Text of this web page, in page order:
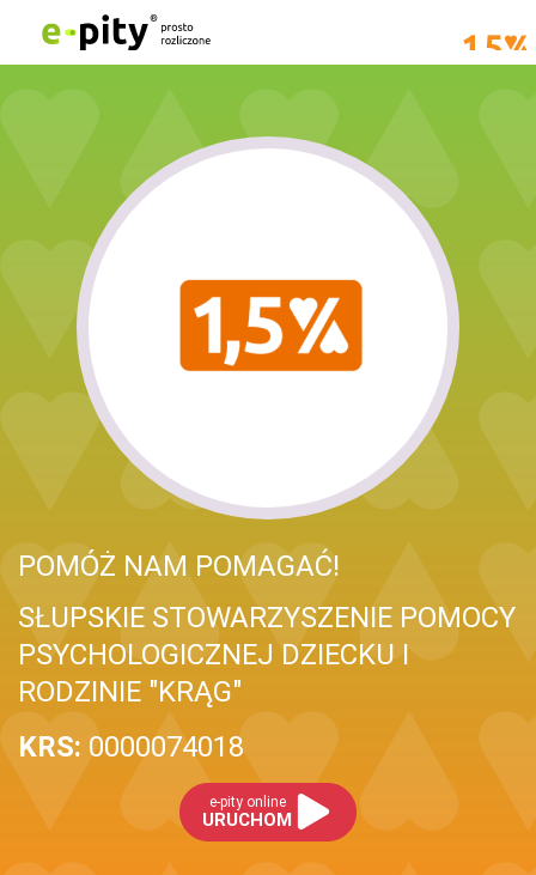
POMÓŻ NAM POMAGAĆ!
SŁUPSKIE STOWARZYSZENIE POMOCY
PSYCHOLOGICZNEJ DZIECKU I
RODZINIE "KRĄG"
KRS: 0000074018
e-pity online
URUCHOM